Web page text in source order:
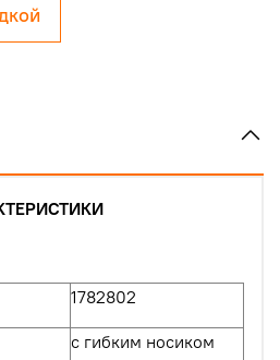
1782802
с гибким носиком